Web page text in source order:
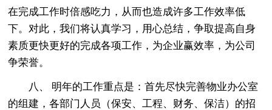
在完成工作时倍感吃力，从而也造成许多工作效率低
下。对此，我们将认真学习，用心总结，争取提高自身
素质更快更好的完成各项工作，为企业赢效率，为公司
争荣誉。
八、 明年的工作重点是：首先尽快完善物业办公室
的组建，各部门人员（保安、工程、财务、保洁）的招